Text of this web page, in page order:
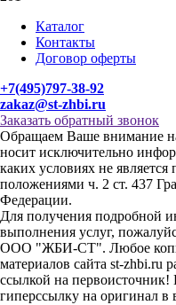
Каталог
Контакты
Договор оферты
+7(495)797-38-92
zakaz@st-zhbi.ru
Заказать обратный звонок
Обращаем Ваше внимание
носит исключительно
каких условиях не
положениями ч. 2 ст. 437
Федерации.
Для получения подробной
выполнения услуг,
ООО "ЖБИ-СТ". Любое
материалов сайта st-zhbi.ru
ссылкой на
гиперссылку на оригинал в